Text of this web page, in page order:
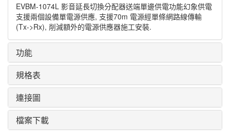
EVBM-1074L 影音延長切換分配器送端單邊供電功能幻象供電
支援兩個設備單電源供應, 支援70m 電源經單條網路線傳輸
(Tx->Rx), 削減額外的電源供應器施工安裝.
功能
規格表
連接圖
檔案下載